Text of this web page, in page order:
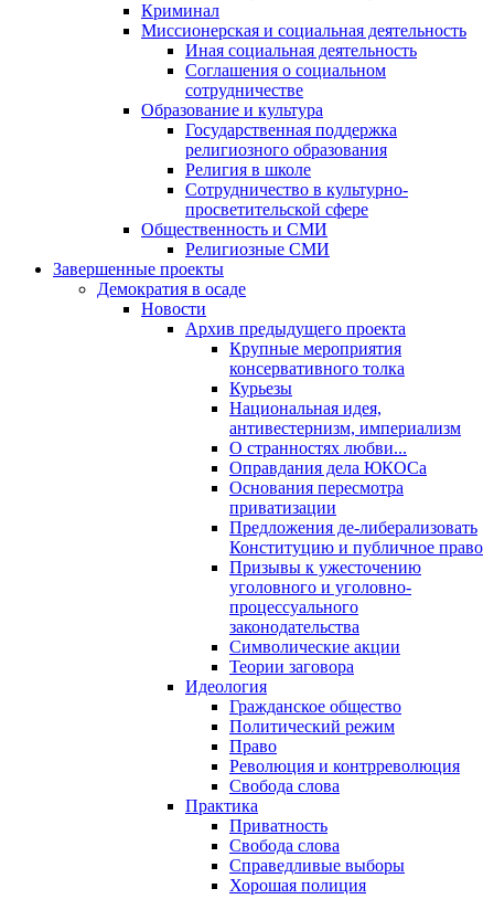
Криминал
Миссионерская и социальная деятельность
Иная социальная деятельность
Соглашения о социальном
сотрудничестве
Образование и культура
Государственная поддержка
религиозного образования
Религия в школе
Сотрудничество в культурно-
просветительской сфере
Общественность и СМИ
Религиозные СМИ
Завершенные проекты
Демократия в осаде
Новости
Архив предыдущего проекта
Крупные мероприятия
консервативного толка
Курьезы
Национальная идея,
антивестернизм, империализм
О странностях любви...
Оправдания дела ЮКОСа
Основания пересмотра
приватизации
Предложения де-либерализовать
Конституцию и публичное право
Призывы к ужесточению
уголовного и уголовно-
процессуального
законодательства
Символические акции
Теории заговора
Идеология
Гражданское общество
Политический режим
Право
Революция и контрреволюция
Свобода слова
Практика
Приватность
Свобода слова
Справедливые выборы
Хорошая полиция